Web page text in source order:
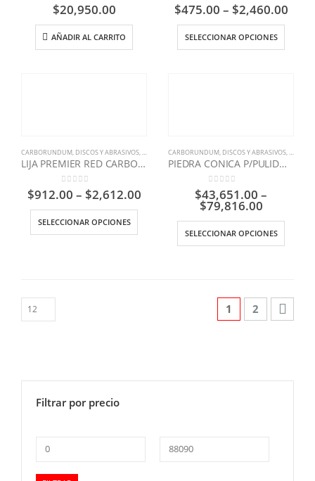
0 out of 5
$20,950.00
AÑADIR AL CARRITO
0 out of 5
$475.00 – $2,460.00
SELECCIONAR OPCIONES
CARBORUNDUM, DISCOS Y ABRASIVOS,FERRETERIA INDUSTRIAL
LIJA PREMIER RED CARBORUNDUM
0 out of 5
$912.00 – $2,612.00
SELECCIONAR OPCIONES
CARBORUNDUM, DISCOS Y ABRASIVOS,
PIEDRA CONICA P/PULIDO CARBORUNDUM
0out of 5
$43,651.00 –
$79,816.00
SELECCIONAR OPCIONES
1 2
Filtrar por precio